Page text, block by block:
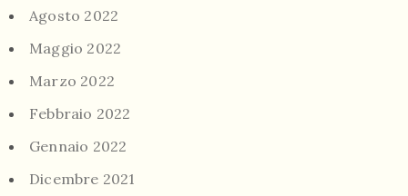
Agosto 2022
Maggio 2022
Marzo 2022
Febbraio 2022
Gennaio 2022
Dicembre 2021